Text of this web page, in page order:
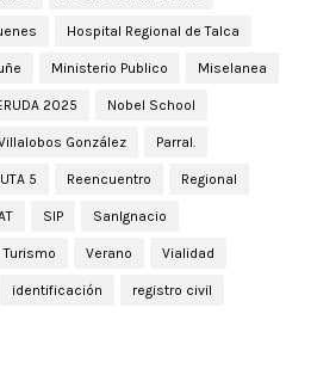
Hospital Regional de Talca
Ministerio Publico Miselanea
2025 Nobel School
González Parral.
5 Reencuentro Regional
SIP SanIgnacio
Turismo Verano Vialidad
identificación registro civil